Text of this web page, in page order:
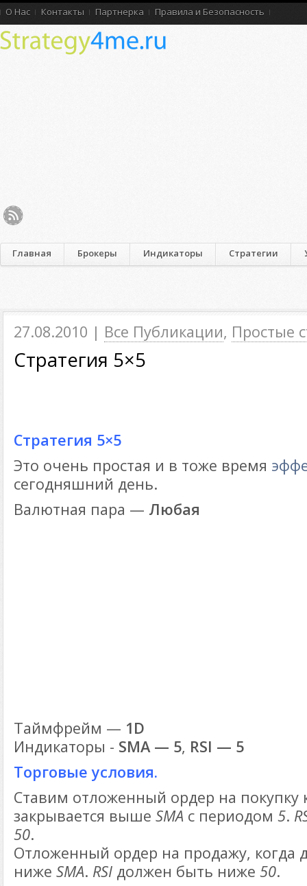
О Нас Контакты Партнерка Правила и Безопасность
Главная Брокеры Индикаторы Стратегии
27.08.2010 | Все Публикации, Простые
Стратегия 5×5
Стратегия 5×5
Это очень простая и в тоже время
сегодняшний день.
Валютная пара — Любая
Таймфрейм — 1D
Индикаторы - SMA — 5, RSI — 5
Торговые условия.
Ставим отложенный ордер на покупку
закрывается выше SMA с периодом 5.
50.
Отложенный ордер на продажу, когда
ниже SMA. RSI должен быть ниже 50.